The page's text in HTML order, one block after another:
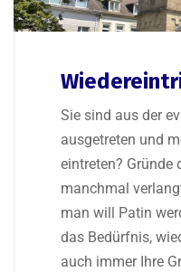
Sie sind aus der
ausgetreten und
eintreten? Gründe
manchmal
man will Patin
das Bedürfnis,
auch immer Ihre